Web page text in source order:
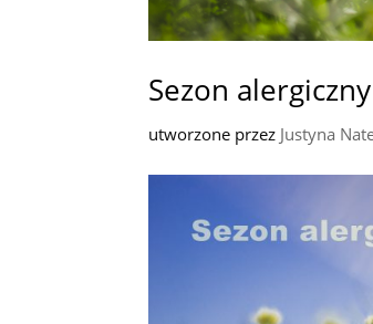
Sezon
utworzone przez Justyna